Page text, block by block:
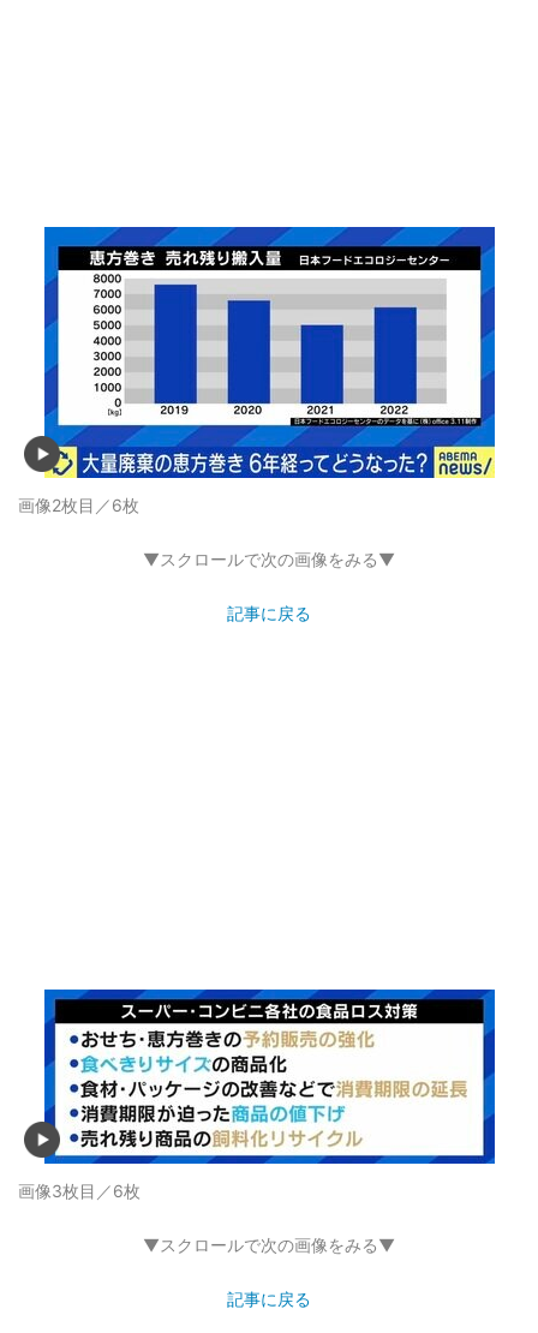
画像2枚目／6枚
▼スクロールで次の画像をみる▼
記事に戻る
画像3枚目／6枚
▼スクロールで次の画像をみる▼
記事に戻る